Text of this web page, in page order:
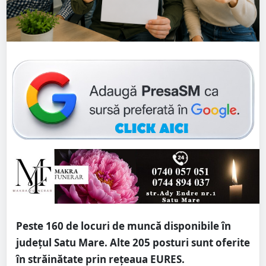
Peste 160 de locuri de muncă disponibile în
județul Satu Mare. Alte 205 posturi sunt oferite
în străinătate prin rețeaua EURES.